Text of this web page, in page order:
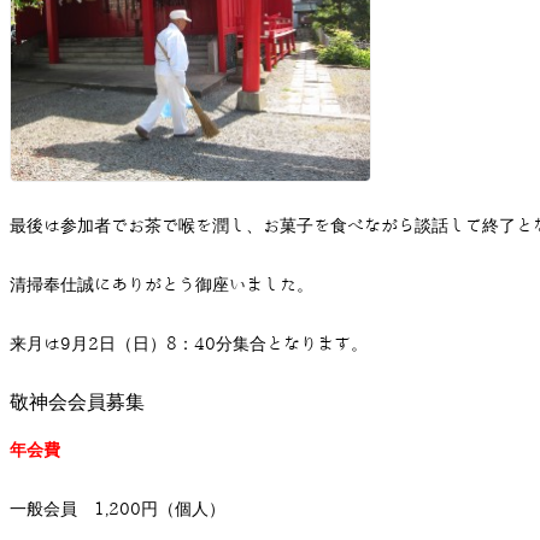
最後は参加者でお茶で喉を潤し、お菓子を食べながら談話して終了と
清掃奉仕誠にありがとう御座いました。
来月は9月2日（日）8：40分集合となります。
敬神会会員募集
年会費
一般会員 1,200円（個人）